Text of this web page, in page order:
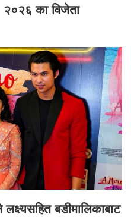
का विजेता
लक्ष्यसहित बडीमालिकाबाट